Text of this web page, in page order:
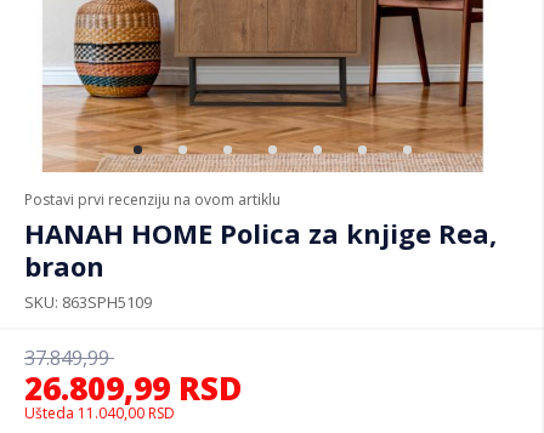
Postavi prvi recenziju na ovom artiklu
HANAH HOME Polica za knjige Rea,
braon
SKU 863SPH5109
26.809,99 RSD
37.849,99
Ušteda 11.040,00 RSD